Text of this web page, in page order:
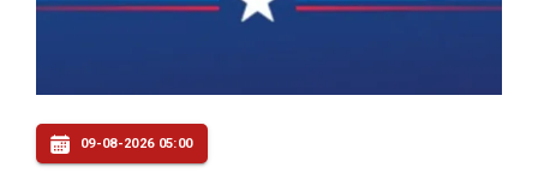
09-08-2026 05:00